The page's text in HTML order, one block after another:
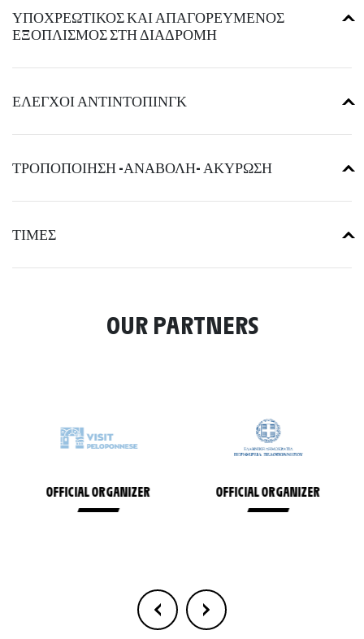
ΥΠΟΧΡΕΩΤΙΚΟΣ ΚΑΙ ΑΠΑΓΟΡΕΥΜΕΝΟΣ
ΕΞΟΠΛΙΣΜΟΣ ΣΤΗ ΔΙΑΔΡΟΜΗ
ΕΛΕΓΧΟΙ ΑΝΤΙΝΤΟΠΙΝΓΚ
ΤΡΟΠΟΠΟΙΗΣΗ -ΑΝΑΒΟΛΗ- ΑΚΥΡΩΣΗ
ΤΙΜΕΣ
OUR PARTNERS
OFFICIAL ORGANIZER OFFICIAL ORGANIZER